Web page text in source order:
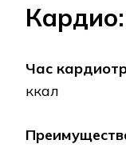
Час
ккал